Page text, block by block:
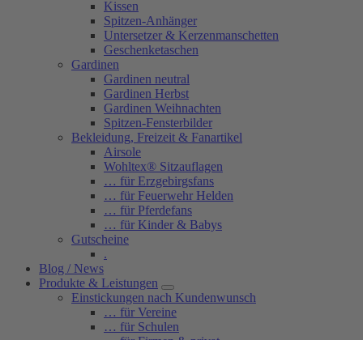
Kissen
Spitzen-Anhänger
Untersetzer & Kerzenmanschetten
Geschenketaschen
Gardinen
Gardinen neutral
Gardinen Herbst
Gardinen Weihnachten
Spitzen-Fensterbilder
Bekleidung, Freizeit & Fanartikel
Airsole
Wohltex® Sitzauflagen
… für Erzgebirgsfans
… für Feuerwehr Helden
… für Pferdefans
… für Kinder & Babys
Gutscheine
.
Blog / News
Produkte & Leistungen
Einstickungen nach Kundenwunsch
… für Vereine
… für Schulen